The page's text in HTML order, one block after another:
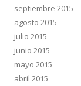
septiembre 2015
agosto 2015
julio 2015
junio 2015
mayo 2015
abril 2015